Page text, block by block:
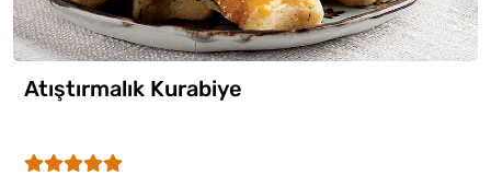
Atıştırmalık Kurabiye